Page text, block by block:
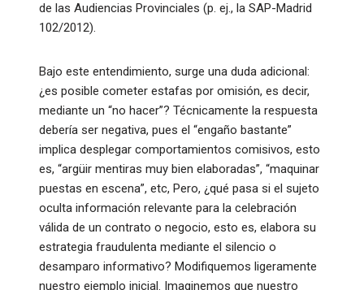
de las Audiencias Provinciales (p. ej., la SAP-Madrid
102/2012).
Bajo este entendimiento, surge una duda adicional:
¿es posible cometer estafas por omisión, es decir,
mediante un “no hacer”? Técnicamente la respuesta
debería ser negativa, pues el “engaño bastante”
implica desplegar comportamientos comisivos, esto
es, “argüir mentiras muy bien elaboradas”, “maquinar
puestas en escena”, etc, Pero, ¿qué pasa si el sujeto
oculta información relevante para la celebración
válida de un contrato o negocio, esto es, elabora su
estrategia fraudulenta mediante el silencio o
desamparo informativo? Modifiquemos ligeramente
nuestro ejemplo inicial. Imaginemos que nuestro